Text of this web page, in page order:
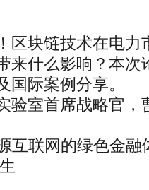
区块链技术在电力
来什么影响？本次
国际案例分享。
验室首席战略官，
联网的绿色金